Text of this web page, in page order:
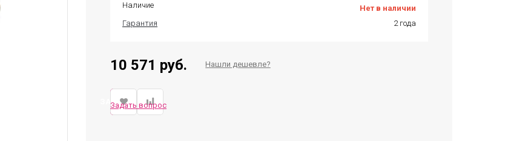
Наличие
Нет в наличии
Гарантия
2 года
10 571 руб. Нашли дешевле?
ЗАКАЗАТЬ
Задать вопрос